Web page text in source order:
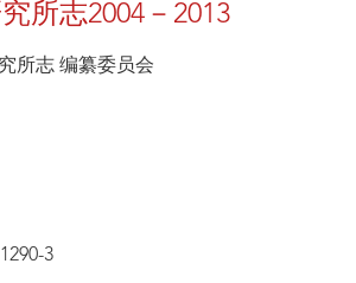
所志2004－2013
所志 编纂委员会
3